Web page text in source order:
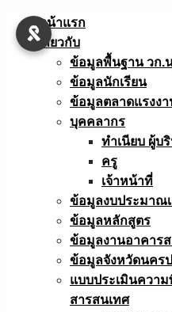
Skip
หน้าแรก
เกี่ยวกับ
ข้อมูลพื้นฐาน วก.
ข้อมูลนักเรียน
ข้อมูลตลาดแรงงา
บุคคลากร
ทำเนียบ ผู้บ
ครู
เจ้าหน้าที่
ข้อมูลงบประมาณเ
ข้อมูลหลักสูตร
ข้อมูลงานอาคาร
ข้อมูลจังหวัดนคร
แบบประเมินควา
สารสนเทศ